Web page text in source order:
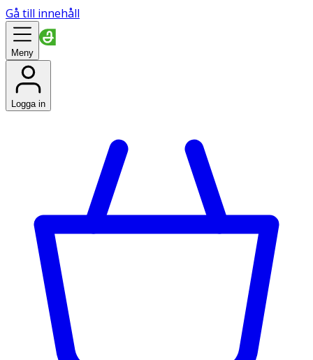
Gå till innehåll
Meny
Logga in